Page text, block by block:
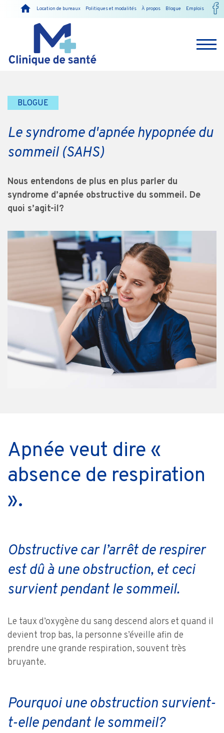
Location de bureaux Politiques et modalités À propos Blogue Emplois
BLOGUE
Le syndrome d'apnée hypopnée du
sommeil (SAHS)
Nous entendons de plus en plus parler du
syndrome d’apnée obstructive du sommeil. De
quoi s’agit-il?
Apnée veut dire «
absence de respiration
».
Obstructive car l’arrêt de respirer
est dû à une obstruction, et ceci
survient pendant le sommeil.
Le taux d’oxygène du sang descend alors et quand il
devient trop bas, la personne s’éveille afin de
prendre une grande respiration, souvent très
bruyante.
Pourquoi une obstruction survient-
t-elle pendant le sommeil?